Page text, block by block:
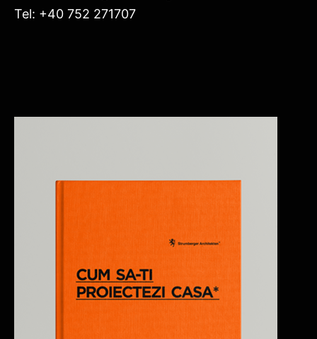
Tel: +40 752 271707